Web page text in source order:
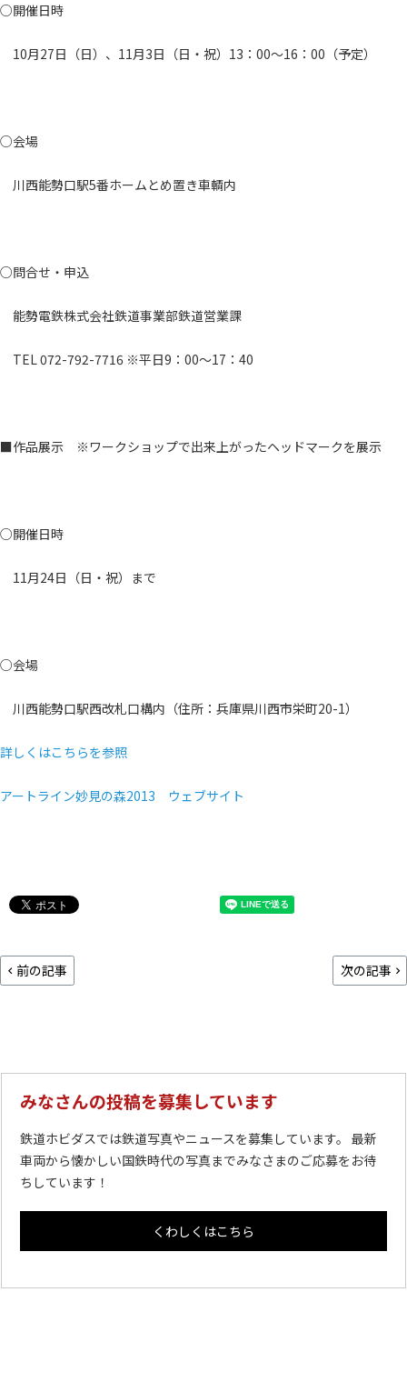
○開催日時
10月27日（日）、11月3日（日・祝）13：00～16：00（予定）
○会場
川西能勢口駅5番ホームとめ置き車輌内
○問合せ・申込
能勢電鉄株式会社鉄道事業部鉄道営業課
TEL 072-792-7716 ※平日9：00～17：40
■作品展示 ※ワークショップで出来上がったヘッドマークを展示
○開催日時
11月24日（日・祝）まで
○会場
川西能勢口駅西改札口構内（住所：兵庫県川西市栄町20-1）
詳しくはこちらを参照
アートライン妙見の森2013 ウェブサイト
前の記事 次の記事
みなさんの投稿を募集しています
鉄道ホビダスでは鉄道写真やニュースを募集しています。 最新
車両から懐かしい国鉄時代の写真までみなさまのご応募をお待
ちしています！
くわしくはこちら